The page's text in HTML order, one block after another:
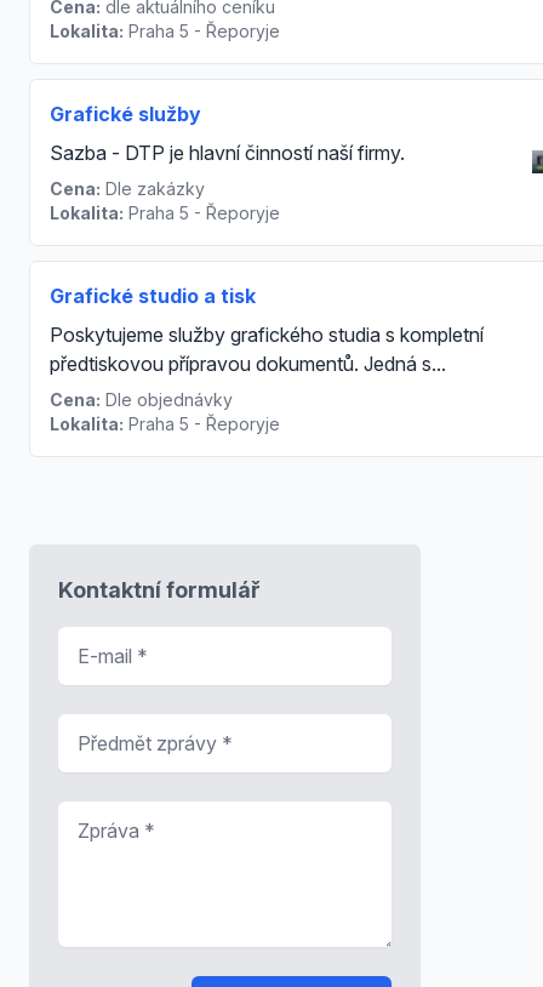
Cena: dle aktuálního ceníku
Lokalita: Praha 5 - Řeporyje
Grafické služby
Sazba - DTP je hlavní činností naší firmy.
Cena: Dle zakázky
Lokalita: Praha 5 - Řeporyje
Grafické studio a tisk
Poskytujeme služby grafického studia s kompletní
předtiskovou přípravou dokumentů. Jedná s...
Cena: Dle objednávky
Lokalita: Praha 5 - Řeporyje
Kontaktní formulář